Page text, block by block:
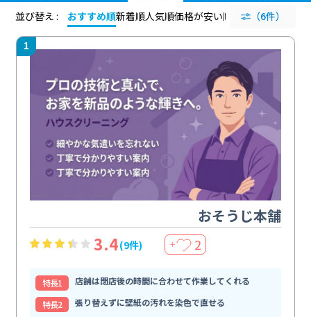
並び替え :
おすすめ順新着順人気順価格が安い順 評価が高い順
（6件）
1
おそうじ本舗
3.4(9件) ＋ 2
特⻑1
店舗は閉店後の時間に合わせて作業してくれる
特⻑2
張り替えずに壁紙の汚れを染色で直せる